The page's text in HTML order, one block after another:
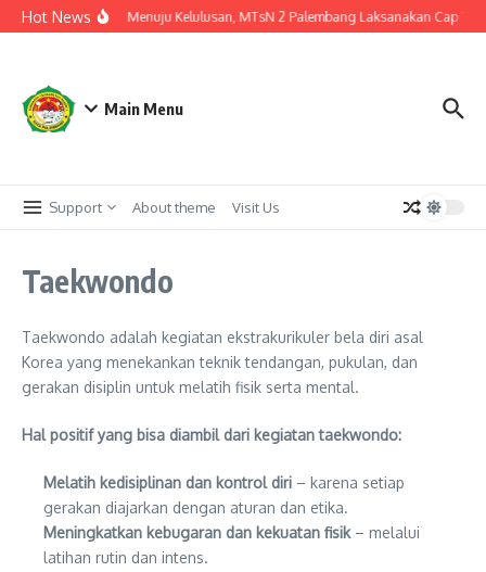
Lewati ke konten
Hot News
Langkah Akhir Menuju Kelulusan, MTsN 2 Palembang Laksanakan Cap Tiga
Main Menu
Support About theme Visit Us
Taekwondo
Taekwondo adalah kegiatan ekstrakurikuler bela diri asal
Korea yang menekankan teknik tendangan, pukulan, dan
gerakan disiplin untuk melatih fisik serta mental.
Hal positif yang bisa diambil dari kegiatan taekwondo:
Melatih kedisiplinan dan kontrol diri – karena setiap
gerakan diajarkan dengan aturan dan etika.
Meningkatkan kebugaran dan kekuatan fisik– melalui
latihan rutin dan intens.